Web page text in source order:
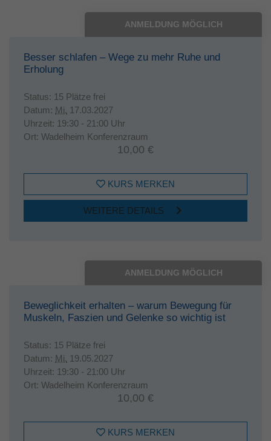
ANMELDUNG MÖGLICH
Besser schlafen – Wege zu mehr Ruhe und
Erholung
Status: 15 Plätze frei
Datum: Mi. 17.03.2027
Uhrzeit: 19:30 - 21:00 Uhr
Ort: Wadelheim Konferenzraum
10,00 €
KURS MERKEN
WEITERE DETAILS
ANMELDUNG MÖGLICH
Beweglichkeit erhalten – warum Bewegung für
Muskeln, Faszien und Gelenke so wichtig ist
Status: 15 Plätze frei
Datum: Mi. 19.05.2027
Uhrzeit: 19:30 - 21:00 Uhr
Ort: Wadelheim Konferenzraum
10,00 €
KURS MERKEN